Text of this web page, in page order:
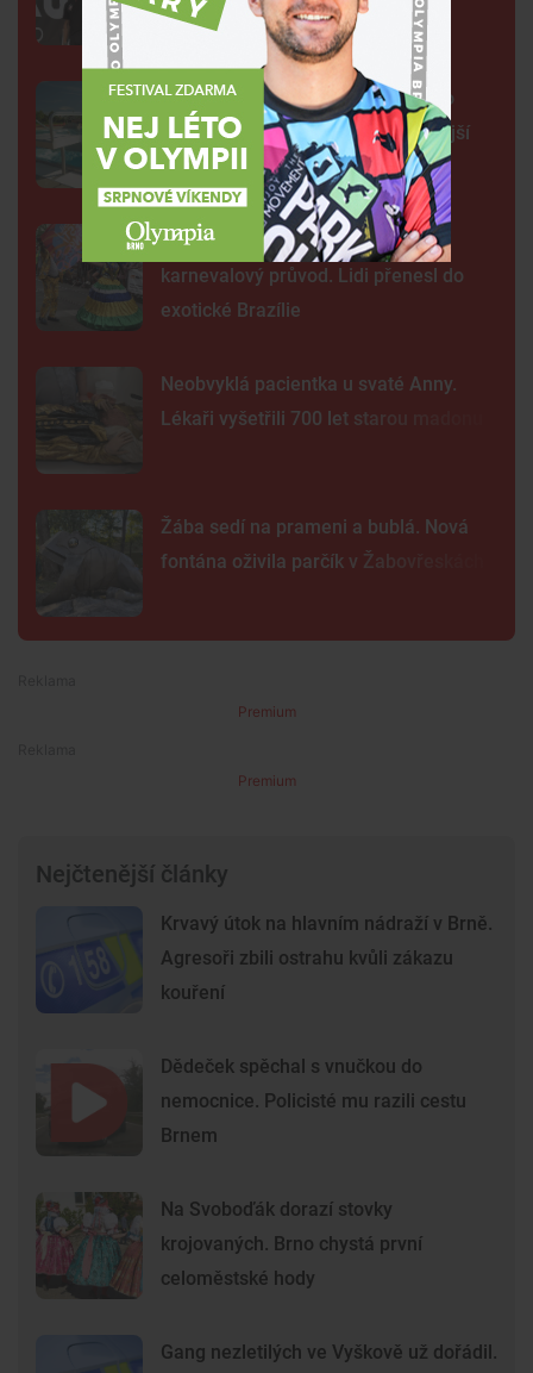
světa
Na plovárně ve Znojmě se popralo
třicet lidí. Přibudou kamery i častější
hlídky
FOTO: Ulicemi Brna se prohnal
karnevalový průvod. Lidi přenesl do
exotické Brazílie
Neobvyklá pacientka u svaté Anny.
Lékaři vyšetřili 700 let starou madonu
Žába sedí na prameni a bublá. Nová
fontána oživila parčík v Žabovřeskách
Premium
Premium
Nejčtenější články
Krvavý útok na hlavním nádraží v Brně.
Agresoři zbili ostrahu kvůli zákazu
kouření
Dědeček spěchal s vnučkou do
nemocnice. Policisté mu razili cestu
Brnem
Na Svoboďák dorazí stovky
krojovaných. Brno chystá první
celoměstské hody
Gang nezletilých ve Vyškově už dořádil.